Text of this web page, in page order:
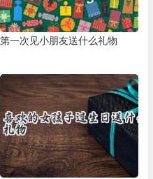
第一次见小朋友送什么礼物